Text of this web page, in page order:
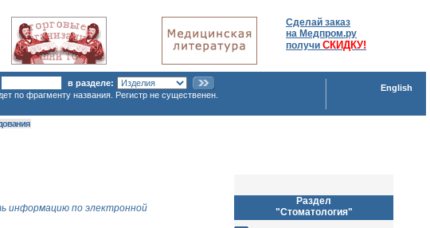
Сделай заказ
на Медпром.ру
получи СКИДКУ!
в разделе:
по фрагменту названия. Регистр не существенен.
English
информацию по электронной
Раздел
"Стоматология"